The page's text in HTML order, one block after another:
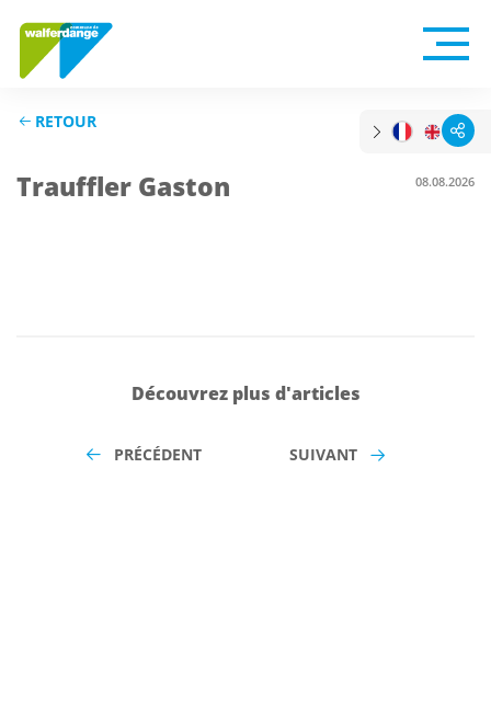
RETOUR
Trauffler Gaston 08.08.2026
Découvrez plus d'articles
PRÉCÉDENT SUIVANT